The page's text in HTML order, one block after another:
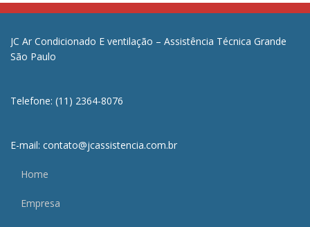
JC Ar Condicionado E ventilação – Assistência Técnica Grande
São Paulo
Telefone: (11) 2364-8076
E-mail: contato@jcassistencia.com.br
Home
Empresa